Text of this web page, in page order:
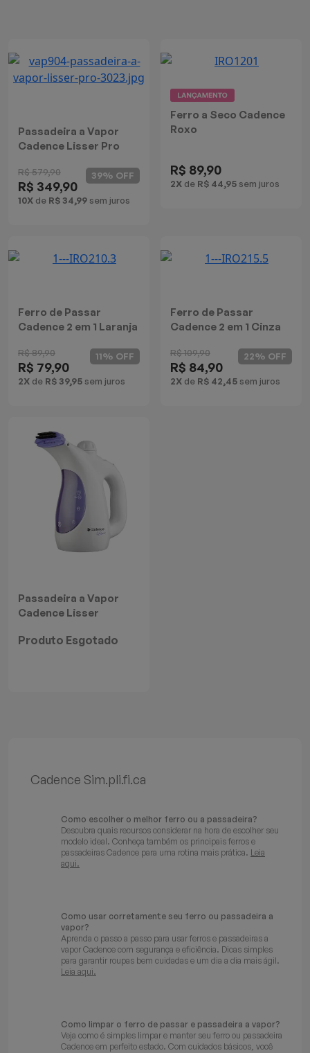
Passadeira a Vapor
Cadence Lisser Pro
R$ 579,90
R$ 349,90
10X de R$ 34,99 sem juros
39% OFF
Ferro a Seco Cadence
Roxo
R$ 89,90
2X de R$ 44,95 sem juros
Ferro de Passar
Cadence 2 em 1 Laranja
R$ 89,90
R$ 79,90
2X de R$ 39,95 sem juros
11% OFF
Ferro de Passar
Cadence 2 em 1 Cinza
R$ 109,90
R$ 84,90
2X de R$ 42,45 sem juros
22% OFF
Passadeira a Vapor
Cadence Lisser
Produto Esgotado
Cadence Sim.pli.fi.ca
Como escolher o melhor ferro ou a passadeira?
Descubra quais recursos considerar na hora de escolher seu
modelo ideal. Conheça também os principais ferros e
passadeiras Cadence para uma rotina mais prática. Leia
aqui.
Como usar corretamente seu ferro ou passadeira a
vapor?
Aprenda o passo a passo para usar ferros e passadeiras a
vapor Cadence com segurança e eficiência. Dicas simples
para garantir roupas bem cuidadas e um dia a dia mais ágil.
Leia aqui.
Como limpar o ferro de passar e passadeira a vapor?
Veja como é simples limpar e manter seu ferro ou passadeira
Cadence em perfeito estado. Com cuidados básicos, você
Máquina de Waffle
Cooktops
Batedeiras